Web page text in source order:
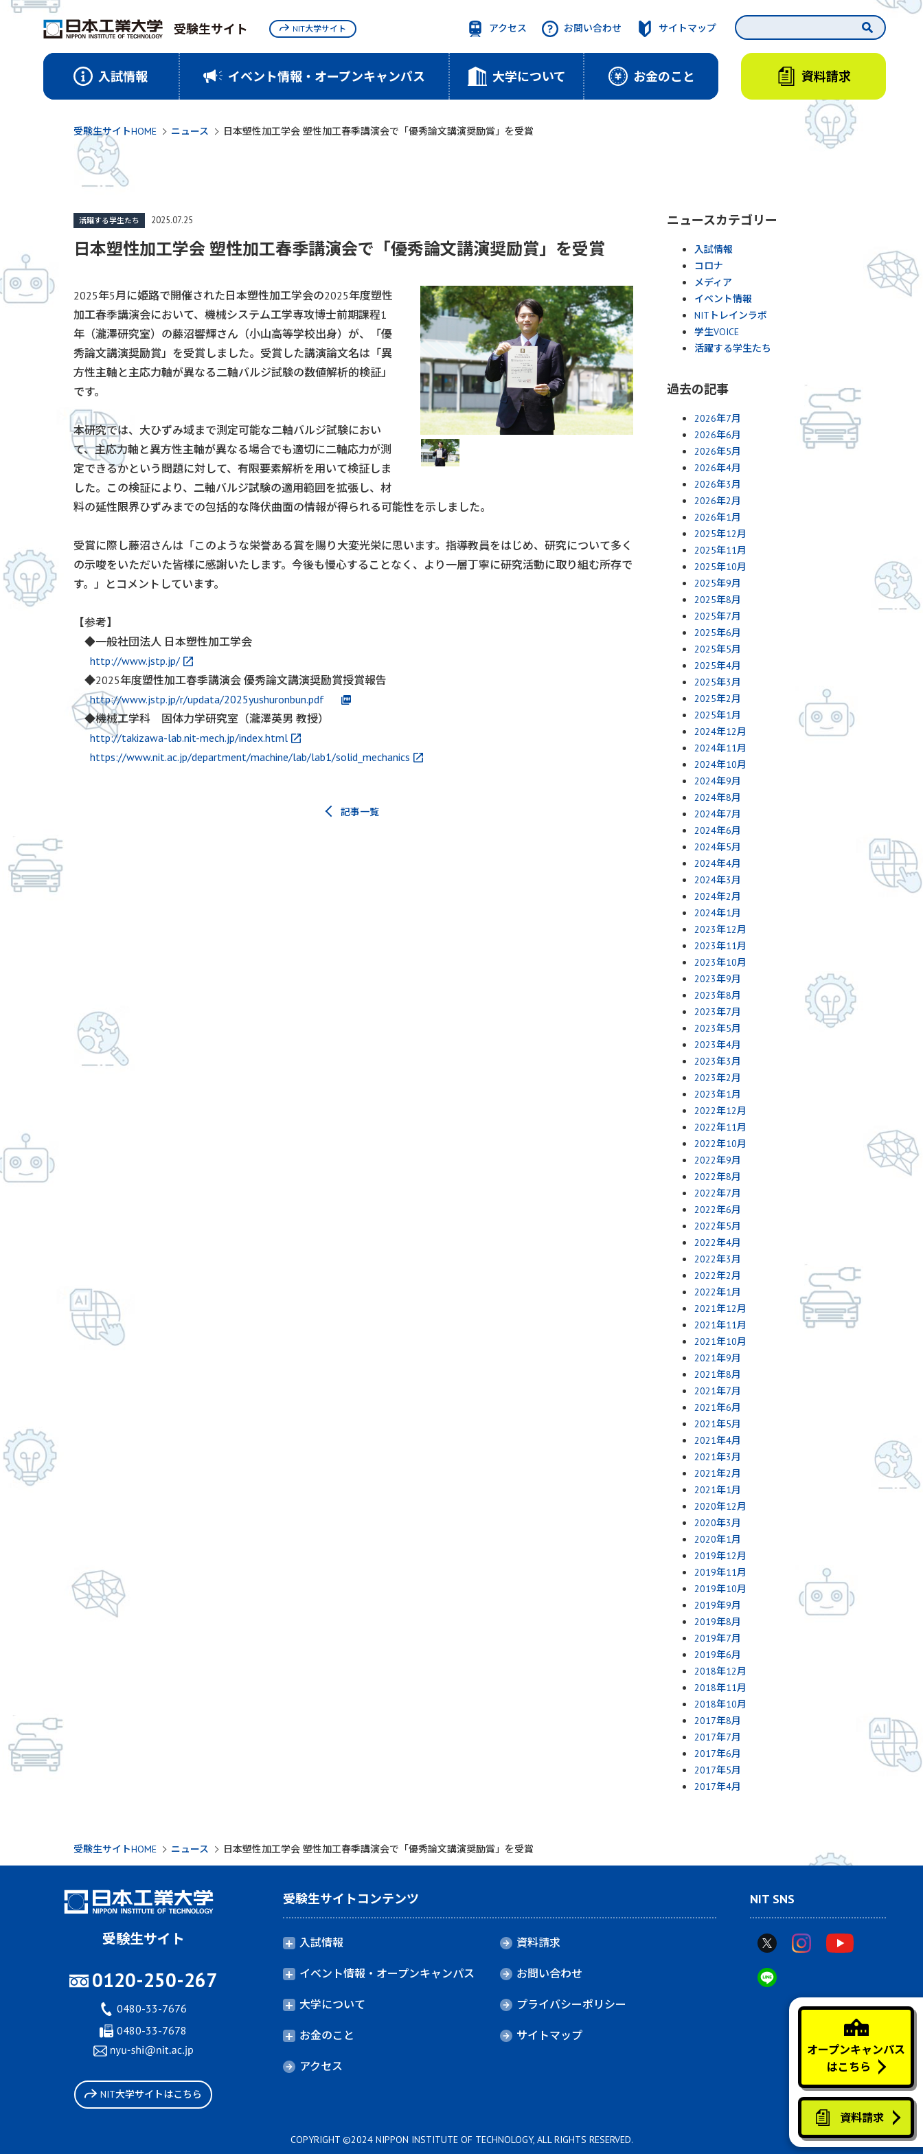
受験生サイト
入試情報 イベント情報・オープンキャンパス 大学について お金のこと
アクセス お問い合わせ サイトマップ
資料請求
NIT大学サイト
受験生サイトHOME ニュース 日本塑性加工学会 塑性加工春季講演会で「優秀論文講演奨励賞」を受賞
日本塑性加工学会 塑性加工春季講演会で「優秀論文講演奨励賞」を受賞
活躍する学生たち 2025.07.25
2025年5月に姫路で開催された日本塑性加工学会の2025年度塑性
加工春季講演会において、機械システム工学専攻博士前期課程1
年（瀧澤研究室）の藤沼響輝さん（小山高等学校出身）が、「優
秀論文講演奨励賞」を受賞しました。受賞した講演論文名は「異
方性主軸と主応力軸が異なる二軸バルジ試験の数値解析的検証」
です。
本研究では、大ひずみ域まで測定可能な二軸バルジ試験におい
て、主応力軸と異方性主軸が異なる場合でも適切に二軸応力が測
定できるかという問題に対して、有限要素解析を用いて検証しま
した。この検証により、二軸バルジ試験の適用範囲を拡張し、材
料の延性限界ひずみまでの包括的な降伏曲面の情報が得られる可能性を示しました。
受賞に際し藤沼さんは「このような栄誉ある賞を賜り大変光栄に思います。指導教員をはじめ、研究について多く
の示唆をいただいた皆様に感謝いたします。今後も慢心することなく、より一層丁寧に研究活動に取り組む所存で
す。」とコメントしています。
【参考】
◆一般社団法人 日本塑性加工学会
http://www.jstp.jp/
◆2025年度塑性加工春季講演会 優秀論文講演奨励賞授賞報告
http://www.jstp.jp/r/updata/2025yushuronbun.pdf
◆機械工学科 固体力学研究室（瀧澤英男 教授）
http://takizawa-lab.nit-mech.jp/index.html
https://www.nit.ac.jp/department/machine/lab/lab1/solid_mechanics
記事一覧
ニュースカテゴリー
入試情報
コロナ
メディア
イベント情報
NITトレインラボ
学生VOICE
活躍する学生たち
過去の記事
2026年7月
2026年6月
2026年5月
2026年4月
2026年3月
2026年2月
2026年1月
2025年12月
2025年11月
2025年10月
2025年9月
2025年8月
2025年7月
2025年6月
2025年5月
2025年4月
2025年3月
2025年2月
2025年1月
2024年12月
2024年11月
2024年10月
2024年9月
2024年8月
2024年7月
2024年6月
2024年5月
2024年4月
2024年3月
2024年2月
2024年1月
2023年12月
2023年11月
2023年10月
2023年9月
2023年8月
2023年7月
2023年5月
2023年4月
2023年3月
2023年2月
2023年1月
2022年12月
2022年11月
2022年10月
2022年9月
2022年8月
2022年7月
2022年6月
2022年5月
2022年4月
2022年3月
2022年2月
2022年1月
2021年12月
2021年11月
2021年10月
2021年9月
2021年8月
2021年7月
2021年6月
2021年5月
2021年4月
2021年3月
2021年2月
2021年1月
2020年12月
2020年3月
2020年1月
2019年12月
2019年11月
2019年10月
2019年9月
2019年8月
2019年7月
2019年6月
2018年12月
2018年11月
2018年10月
2017年8月
2017年7月
2017年6月
2017年5月
2017年4月
受験生サイトHOME ニュース 日本塑性加工学会 塑性加工春季講演会で「優秀論文講演奨励賞」を受賞
オープンキャンパス
はこちら
資料請求
受験生サイトコンテンツ
入試情報
イベント情報・オープンキャンパス
大学について
お金のこと
アクセス
資料請求
お問い合わせ
プライバシーポリシー
サイトマップ
NIT SNS
受験生サイト
0120-250-267
0480-33-7676
0480-33-7678
NIT大学サイトはこちら
COPYRIGHT ©2024 NIPPON INSTITUTE OF TECHNOLOGY, ALL RIGHTS RESERVED.